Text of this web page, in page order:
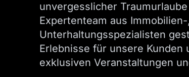
unvergesslicher
Expertenteam aus
Unterhaltungsspezialisten
Erlebnisse für unsere Kunden
exklusiven Veranstaltungen